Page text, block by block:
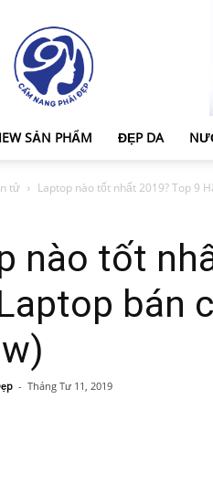
Cẩm
Nang
Phái
Đẹp
SẢN PHẨM ĐẸP DA
tử Laptop nào tốt nhất 2019? Top 9
nào tốt
bán
- Tháng Tư 11, 2019